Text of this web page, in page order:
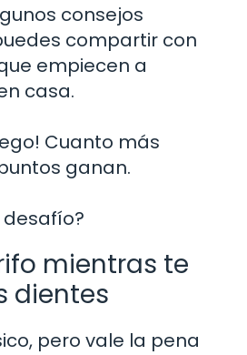
consejos
compartir con
empiecen a
casa.
Cuanto más
ganan.
desafío?
mientras te
dientes
pero vale la pena